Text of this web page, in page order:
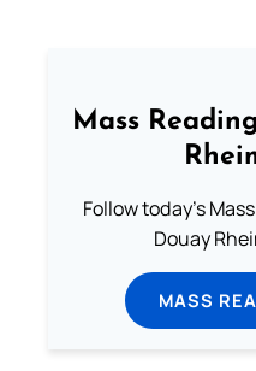
Mass
Follow today's
Douay
MASS